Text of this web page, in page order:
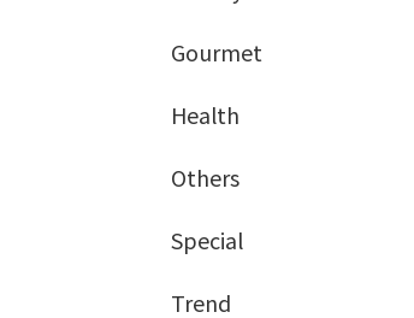
Gourmet
Health
Others
Special
Trend